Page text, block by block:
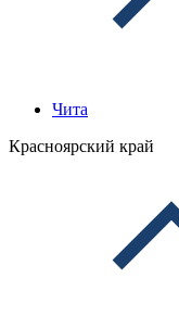
Чита
Красноярский край